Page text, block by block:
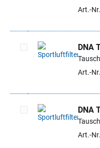
Artikel auswählenArt.-
Artikel auswählen
DNA
Art.-
Artikel auswählen
DNA
Art.-